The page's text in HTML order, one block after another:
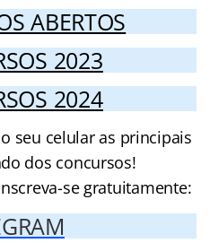
ABERTOS
2023
2024
seu celular as principais
dos concursos!
se gratuitamente: